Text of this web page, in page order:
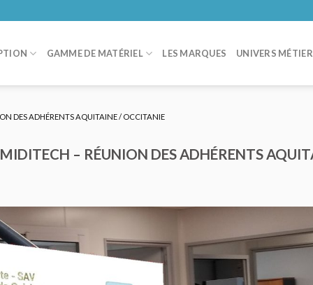
GAMME DE MATÉRIEL LES MARQUES UNIVERS
DES ADHÉRENTS AQUITAINE / OCCITANIE
– RÉUNION DES ADHÉRENTS